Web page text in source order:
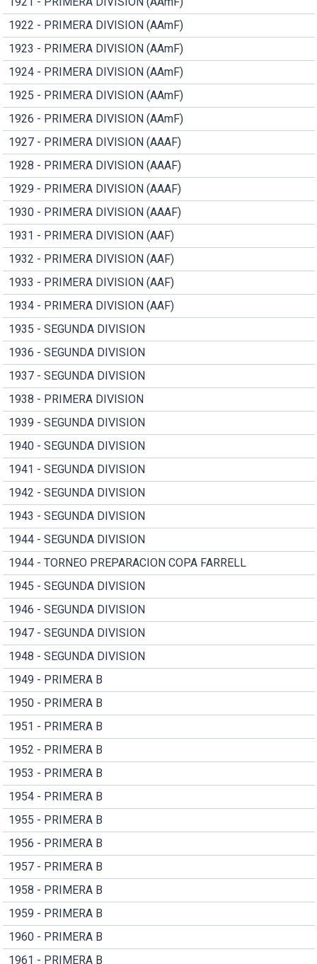
1922 - PRIMERA DIVISION (AAmF)
1923 - PRIMERA DIVISION (AAmF)
1924 - PRIMERA DIVISION (AAmF)
1925 - PRIMERA DIVISION (AAmF)
1926 - PRIMERA DIVISION (AAmF)
1927 - PRIMERA DIVISION (AAAF)
1928 - PRIMERA DIVISION (AAAF)
1929 - PRIMERA DIVISION (AAAF)
1930 - PRIMERA DIVISION (AAAF)
1931 - PRIMERA DIVISION (AAF)
1932 - PRIMERA DIVISION (AAF)
1933 - PRIMERA DIVISION (AAF)
1934 - PRIMERA DIVISION (AAF)
1935 - SEGUNDA DIVISION
1936 - SEGUNDA DIVISION
1937 - SEGUNDA DIVISION
1938 - PRIMERA DIVISION
1939 - SEGUNDA DIVISION
1940 - SEGUNDA DIVISION
1941 - SEGUNDA DIVISION
1942 - SEGUNDA DIVISION
1943 - SEGUNDA DIVISION
1944 - SEGUNDA DIVISION
1944 - TORNEO PREPARACION COPA FARRELL
1945 - SEGUNDA DIVISION
1946 - SEGUNDA DIVISION
1947 - SEGUNDA DIVISION
1948 - SEGUNDA DIVISION
1949 - PRIMERA B
1950 - PRIMERA B
1951 - PRIMERA B
1952 - PRIMERA B
1953 - PRIMERA B
1954 - PRIMERA B
1955 - PRIMERA B
1956 - PRIMERA B
1957 - PRIMERA B
1958 - PRIMERA B
1959 - PRIMERA B
1960 - PRIMERA B
1961 - PRIMERA B